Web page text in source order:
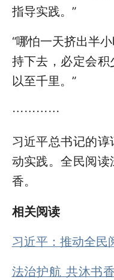
指导实践。”
“哪怕一天挤出半
持下去，必定会
以至千里。”
…………
习近平总书记的
动实践。全民阅
香。
相关阅读
习近平：推动全民
法治护航 共沐书